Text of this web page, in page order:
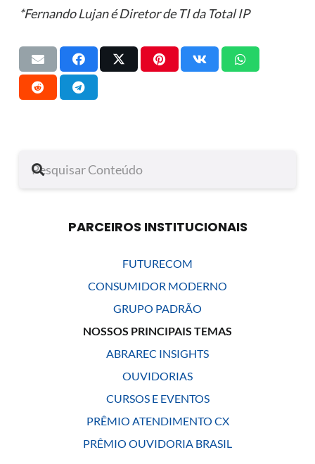
*Fernando Lujan é Diretor de TI da Total IP
PARCEIROS INSTITUCIONAIS
FUTURECOM
CONSUMIDOR MODERNO
GRUPO PADRÃO
NOSSOS PRINCIPAIS TEMAS
ABRAREC INSIGHTS
OUVIDORIAS
CURSOS E EVENTOS
PRÊMIO ATENDIMENTO CX
PRÊMIO OUVIDORIA BRASIL